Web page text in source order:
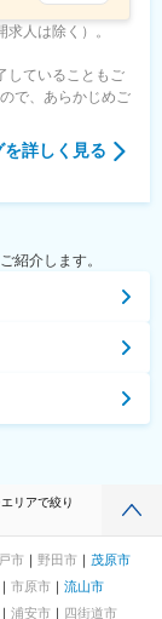
人は除く）。
していることもご
で、あらかじめご
詳しく見る
紹介します。
リアで絞り
市 野田市
茂原市
市原市
流山市
浦安市
四街道市